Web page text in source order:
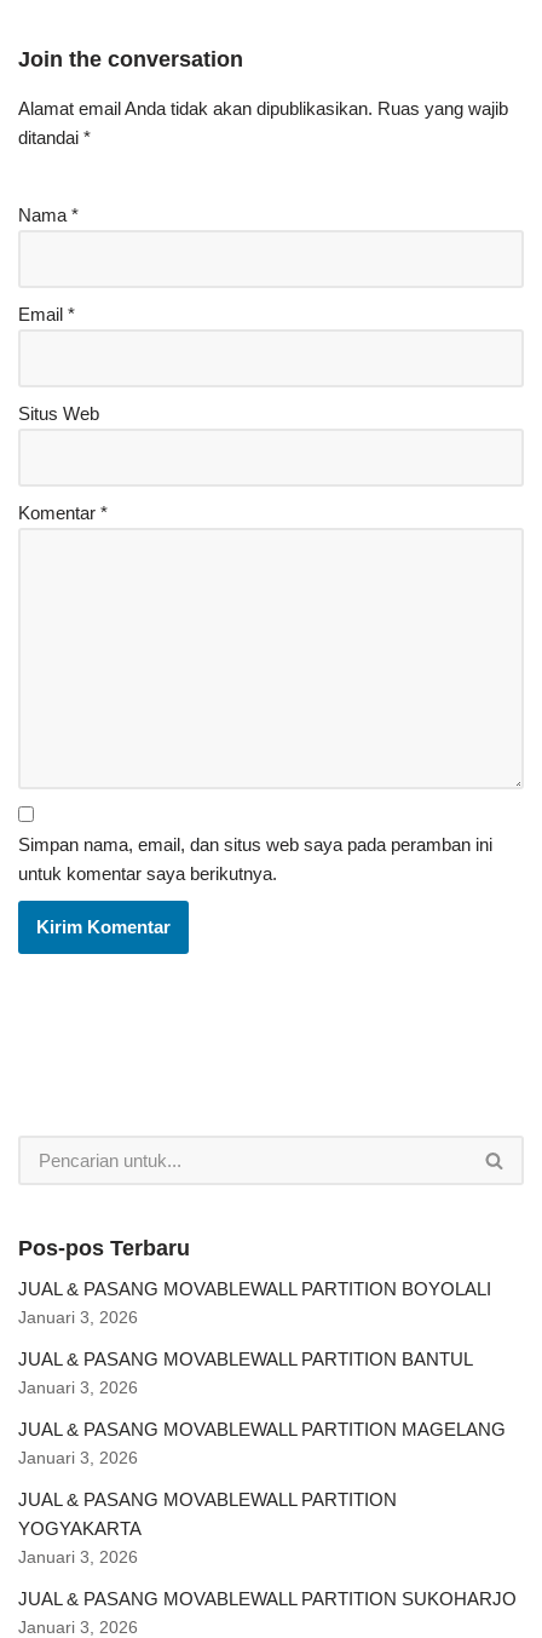
Join the conversation
Alamat email Anda tidak akan dipublikasikan. Ruas yang wajib
ditandai *
Nama *
Email *
Situs Web
Komentar *
Simpan nama, email, dan situs web saya pada peramban ini
untuk komentar saya berikutnya.
Pos-pos Terbaru
JUAL & PASANG MOVABLEWALL PARTITION BOYOLALI
Januari 3, 2026
JUAL & PASANG MOVABLEWALL PARTITION BANTUL
Januari 3, 2026
JUAL & PASANG MOVABLEWALL PARTITION MAGELANG
Januari 3, 2026
JUAL & PASANG MOVABLEWALL PARTITION
YOGYAKARTA
Januari 3, 2026
JUAL & PASANG MOVABLEWALL PARTITION SUKOHARJO
Januari 3, 2026